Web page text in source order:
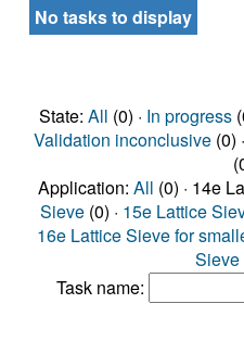
No tasks to display
State: All (0) · In progress
Validation inconclusive(0) ·
Application: All (0) · 14e
Sieve (0) · 15e Lattice
16e Lattice Sieve for
Sieve
Task name: